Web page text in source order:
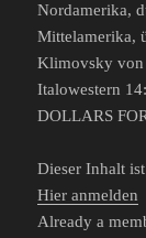
Nordamerika,
Mittelamerika,
Klimovsky von
Italowestern
DOLLARS
Dieser Inhalt
Hier anmelden
Already a